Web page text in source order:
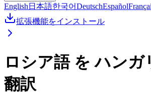
English 日本語한국어DeutschEspañol
拡張機能をインストール
ロシア語 を ハンガ
翻訳